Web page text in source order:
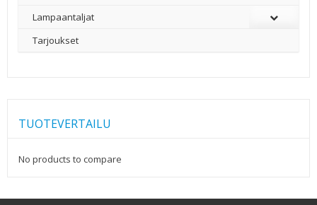
Lampaantaljat
Tarjoukset
TUOTEVERTAILU
No products to compare